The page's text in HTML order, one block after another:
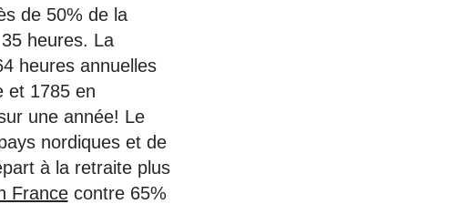
de 50% de la
heures. La
heures annuelles
et 1785 en
une année! Le
nordiques et de
à la retraite plus
Francecontre 65%